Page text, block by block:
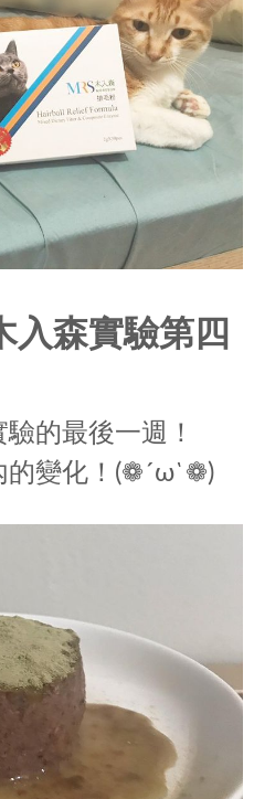
入森實驗第四
的最後一週！
的變化！(❁´ω`❁)